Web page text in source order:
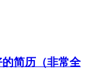
简历（非常全